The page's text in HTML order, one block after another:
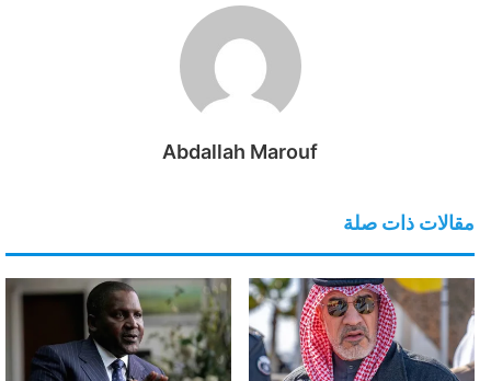
Abdallah Marouf
مقالات ذات صلة